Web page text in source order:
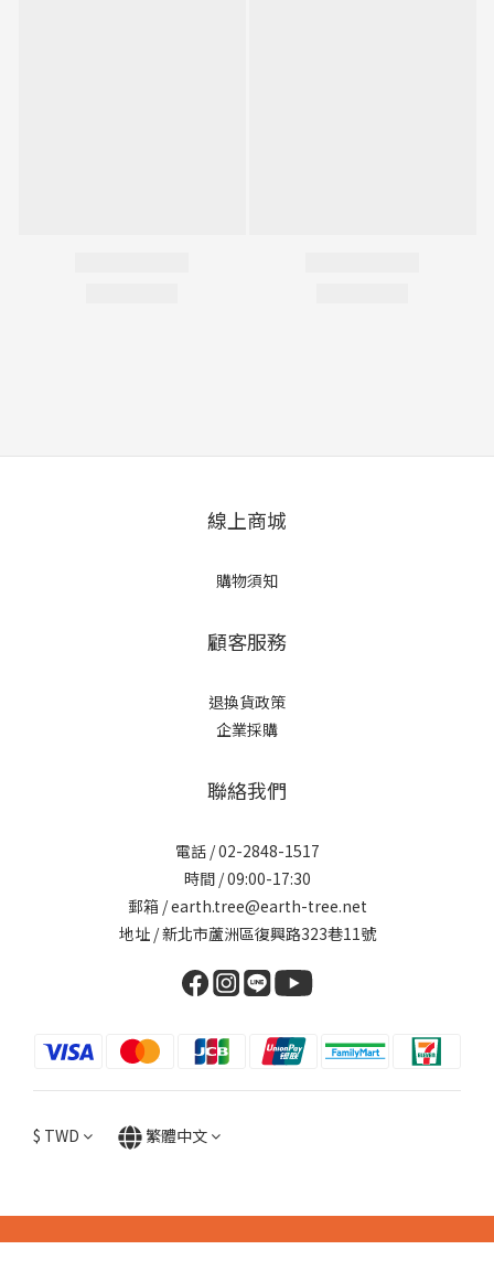
線上商城
購物須知
顧客服務
退換貨政策
企業採購
聯絡我們
電話 / 02-2848-1517
時間 / 09:00-17:30
郵箱 / earth.tree@earth-tree.net
地址 / 新北市蘆洲區復興路323巷11號
$ TWD 繁體中文